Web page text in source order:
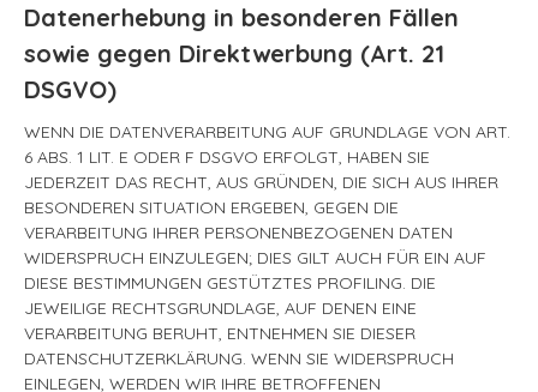
Datenerhebung in besonderen Fällen
sowie gegen Direktwerbung (Art. 21
DSGVO)
WENN DIE DATENVERARBEITUNG AUF GRUNDLAGE VON ART.
6 ABS. 1 LIT. E ODER F DSGVO ERFOLGT, HABEN SIE
JEDERZEIT DAS RECHT, AUS GRÜNDEN, DIE SICH AUS IHRER
BESONDEREN SITUATION ERGEBEN, GEGEN DIE
VERARBEITUNG IHRER PERSONENBEZOGENEN DATEN
WIDERSPRUCH EINZULEGEN; DIES GILT AUCH FÜR EIN AUF
DIESE BESTIMMUNGEN GESTÜTZTES PROFILING. DIE
JEWEILIGE RECHTSGRUNDLAGE, AUF DENEN EINE
VERARBEITUNG BERUHT, ENTNEHMEN SIE DIESER
DATENSCHUTZERKLÄRUNG. WENN SIE WIDERSPRUCH
EINLEGEN, WERDEN WIR IHRE BETROFFENEN